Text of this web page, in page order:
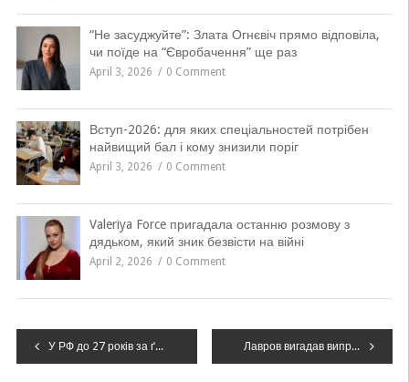
“Не засуджуйте”: Злата Огнєвіч прямо відповіла,
чи поїде на “Євробачення” ще раз
April 3, 2026 0 Comment
Вступ-2026: для яких спеціальностей потрібен
найвищий бал і кому знизили поріг
April 3, 2026 0 Comment
Valeriya Force пригадала останню розмову з
дядьком, який зник безвісти на війні
April 2, 2026 0 Comment
Навігація
У РФ до 27 років за ґратами засудили українця з Мелітополя – за спробу отруїти випускників льотного училища Лавров вигадав виправдання відмові від перемир’я з Україною на 30 днів